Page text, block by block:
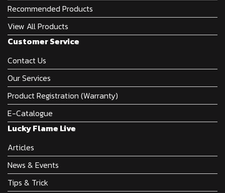
Recommended Products
View All Products
Customer Service
Contact Us
Our Services
Product Registration (Warranty)
E-Catalogue
Lucky Flame Live
Articles
News & Events
Tips & Trick